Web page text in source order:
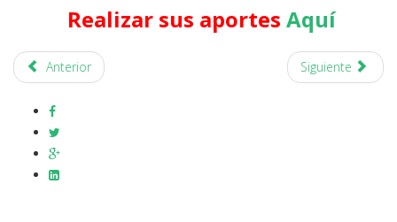
Realizar sus aportes Aquí
Anterior Siguiente